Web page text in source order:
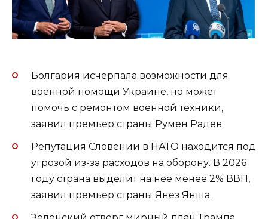
Болгария исчерпала возможности для
военной помощи Украине, но может
помочь с ремонтом военной техники,
заявил премьер страны Румен Радев.
Репутация Словении в НАТО находится под
угрозой из-за расходов на оборону. В 2026
году страна выделит на нее менее 2% ВВП,
заявил премьер страны Янез Янша.